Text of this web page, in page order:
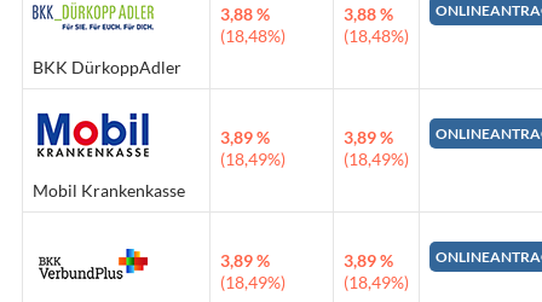
BKK DürkoppAdler
3,88 %
(18,48%)
3,88 %
(18,48%)
Mobil Krankenkasse
3,89 %
(18,49%)
3,89 %
(18,49%)
3,89 %
(18,49%)
3,89 %
(18,49%)